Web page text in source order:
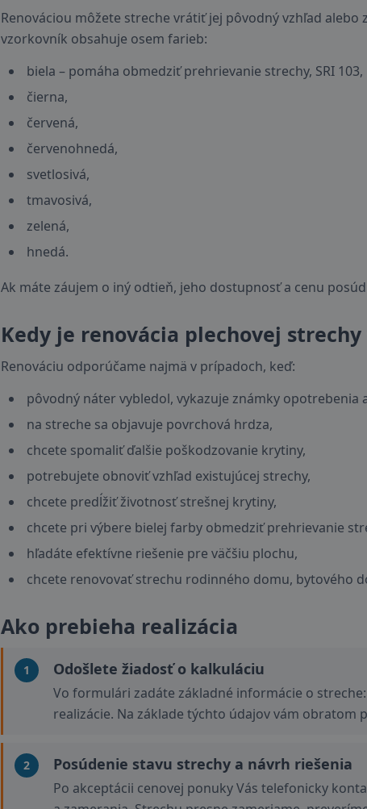
Renováciou môžete streche vrátiť jej pôvodný vzhľad
vzorkovník obsahuje osem farieb:
biela – pomáha obmedziť prehrievanie strechy, SRI 103,
čierna,
červená,
červenohnedá,
svetlosivá,
tmavosivá,
zelená,
hnedá.
Ak máte záujem o iný odtieň, jeho dostupnosť a cenu
Kedy je renovácia plechovej strechy
Renováciu odporúčame najmä v prípadoch, keď:
pôvodný náter vybledol, vykazuje známky opotrebenia
na streche sa objavuje povrchová hrdza,
chcete spomaliť ďalšie poškodzovanie krytiny,
potrebujete obnoviť vzhľad existujúcej strechy,
chcete predĺžiť životnosť strešnej krytiny,
chcete pri výbere bielej farby obmedziť prehrievanie
hľadáte efektívne riešenie pre väčšiu plochu,
chcete renovovať strechu rodinného domu, bytového
Ako prebieha realizácia
1 Odošlete žiadosť o kalkuláciu
Vo formulári zadáte základné informácie o
realizácie. Na základe týchto údajov vám obratom
2 Posúdenie stavu strechy a návrh riešenia
Po akceptácii cenovej ponuky Vás telefonicky